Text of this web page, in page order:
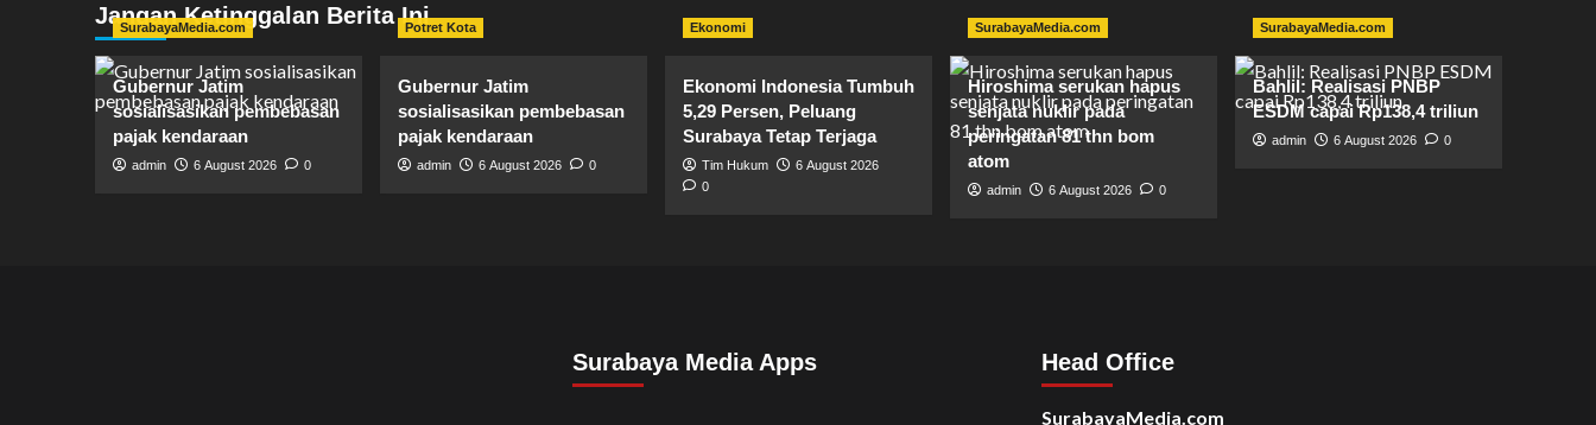
Jangan Ketinggalan Berita Ini
SurabayaMedia.com
Gubernur Jatim
sosialisasikan pembebasan
pajak kendaraan
admin 6 August 2026 0
Potret Kota
Gubernur Jatim
sosialisasikan pembebasan
pajak kendaraan
admin 6 August 2026 0
Ekonomi
Ekonomi Indonesia Tumbuh
5,29 Persen, Peluang
Surabaya Tetap Terjaga
Tim Hukum
6 August 2026
0
SurabayaMedia.com
Hiroshima serukan hapus
senjata nuklir pada
peringatan 81 thn bom
atom
admin 6 August 2026 0
SurabayaMedia.com
Bahlil: Realisasi PNBP
ESDM capai Rp138,4 triliun
admin 6 August 2026 0
Surabaya Media Apps Head Office
SurabayaMedia.com